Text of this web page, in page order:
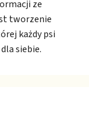
ze
tworzenie
każdy psi
siebie.